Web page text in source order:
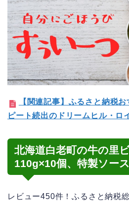
【関連記事】ふるさと納税
ピート続出のドリームヒル・ロ
北海道白老町の牛の里
110g×10個、特製ソー
レビュー450件！ふるさと納税